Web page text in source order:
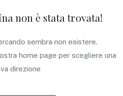
non è stata trovata!
sembra non esistere.
home page per scegliere una
direzione